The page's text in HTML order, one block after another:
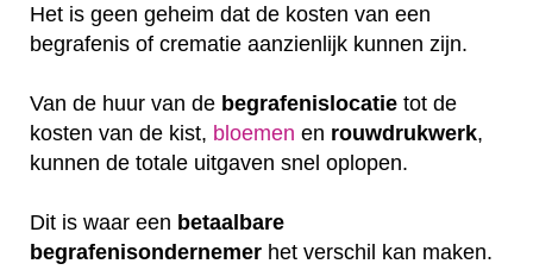
Het is geen geheim dat de kosten van een
begrafenis of crematie aanzienlijk kunnen zijn.
Van de huur van de begrafenislocatie tot de
kosten van de kist, bloemen en rouwdrukwerk,
kunnen de totale uitgaven snel oplopen.
Dit is waar een betaalbare
begrafenisondernemer het verschil kan maken.